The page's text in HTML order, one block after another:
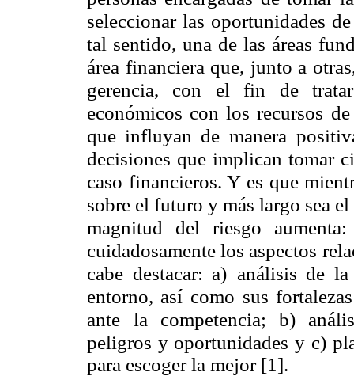
seleccionar las oportunidades
tal sentido, una de las áreas
área financiera que, junto a
gerencia, con el fin de tratar
económicos con los recursos
que influyan de manera
decisiones que implican tomar
caso financieros. Y es que
sobre el futuro y más largo sea
magnitud del riesgo aumenta:
cuidadosamente los aspectos
cabe destacar: a) análisis de
entorno, así como sus
ante
la competencia; b)
peligros y oportunidades y c)
para escoger la mejor [1].